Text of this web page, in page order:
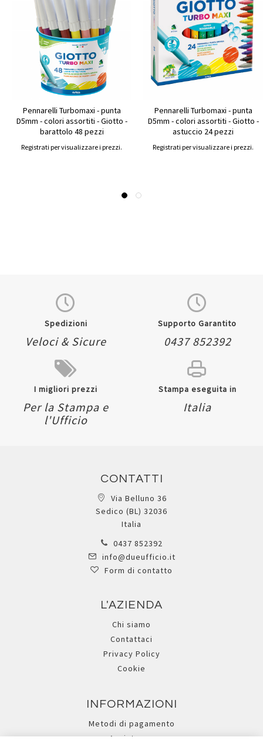
Pennarelli Turbomaxi - punta
D5mm - colori assortiti - Giotto -
barattolo 48 pezzi
Registrati per visualizzare i prezzi.
Pennarelli Turbomaxi - punta
D5mm - colori assortiti - Giotto -
astuccio 24 pezzi
Registrati per visualizzare i prezzi.
Spedizioni
Veloci & Sicure
Supporto Garantito
0437 852392
I migliori prezzi
Per la Stampa e
l'Ufficio
Stampa eseguita in
Italia
CONTATTI
Via Belluno 36
Sedico (BL) 32036
Italia
0437 852392
info@dueufficio.it
Form di contatto
L'AZIENDA
Chi siamo
Contattaci
Privacy Policy
Cookie
INFORMAZIONI
Metodi di pagamento
Assistenza